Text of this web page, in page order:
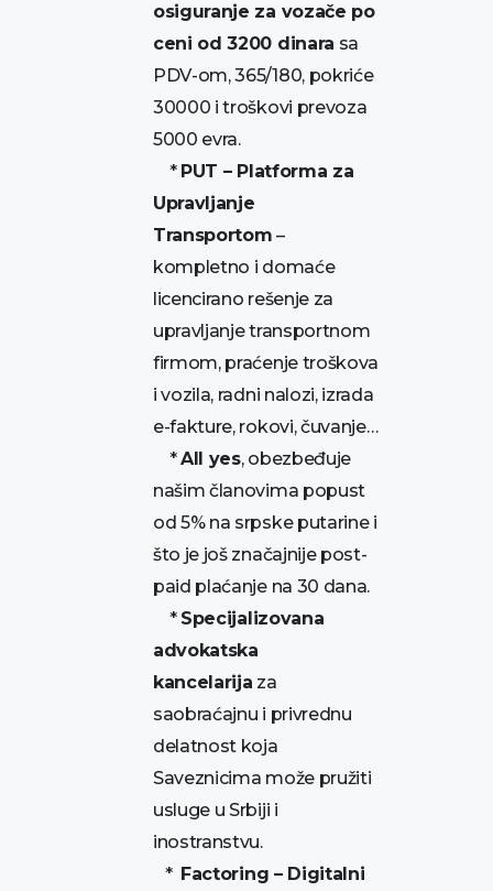
osiguranje za vozače po
ceni od 3200 dinara sa
PDV-om, 365/180, pokriće
30000 i troškovi prevoza
5000 evra.
* PUT – Platforma za
Upravljanje
Transportom –
kompletno i domaće
licencirano rešenje za
upravljanje transportnom
firmom, praćenje troškova
i vozila, radni nalozi, izrada
e-fakture, rokovi, čuvanje…
*All yes, obezbeđuje
našim članovima popust
od 5% na srpske putarine i
što je još značajnije post-
paid plaćanje na 30 dana.
* Specijalizovana
advokatska
kancelarija za
saobraćajnu i privrednu
delatnost koja
Saveznicima može pružiti
usluge u Srbiji i
inostranstvu.
* Factoring – Digitalni